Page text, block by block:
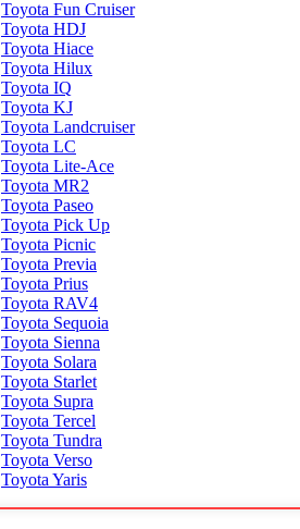
Toyota Fun Cruiser
Toyota HDJ
Toyota Hiace
Toyota Hilux
Toyota IQ
Toyota KJ
Toyota Landcruiser
Toyota LC
Toyota Lite-Ace
Toyota MR2
Toyota Paseo
Toyota Pick Up
Toyota Picnic
Toyota Previa
Toyota Prius
Toyota RAV4
Toyota Sequoia
Toyota Sienna
Toyota Solara
Toyota Starlet
Toyota Supra
Toyota Tercel
Toyota Tundra
Toyota Verso
Toyota Yaris